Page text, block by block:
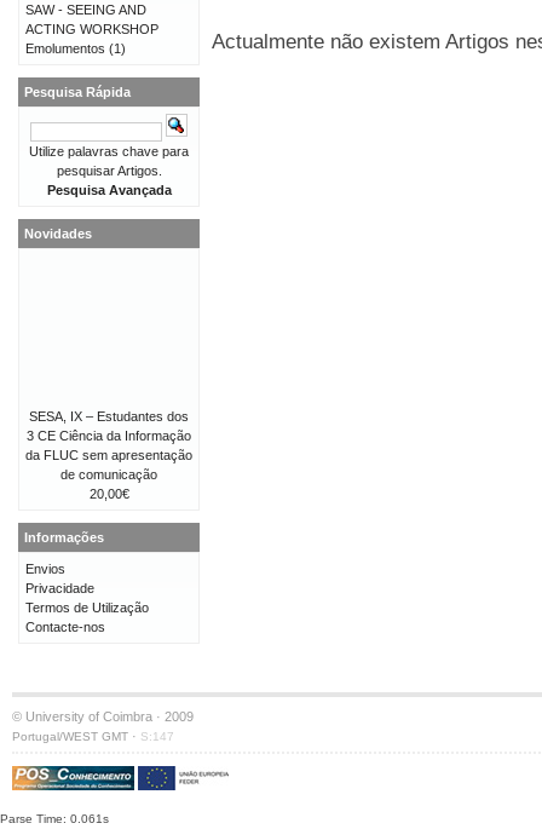
Actualmente não existem Artigos
SAW - SEEING AND
ACTING WORKSHOP
Emolumentos (1)
Pesquisa Rápida
Utilize palavras chave para
pesquisar Artigos.
Pesquisa Avançada
Novidades
SESA, IX – Estudantes dos
3 CE Ciência da Informação
da FLUC sem apresentação
de comunicação
20,00€
Informações
Envios
Privacidade
Termos de Utilização
Contacte-nos
© University of Coimbra · 2009
Portugal/WEST GMT · S:147
Parse Time: 0.061s